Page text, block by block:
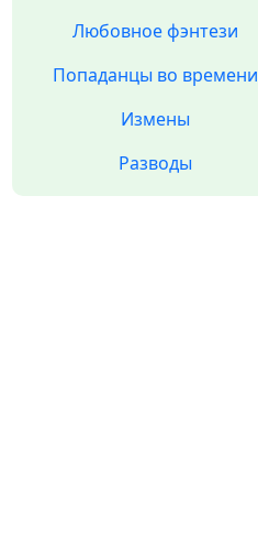
Любовное фэнтези
Попаданцы во времени
Измены
Разводы